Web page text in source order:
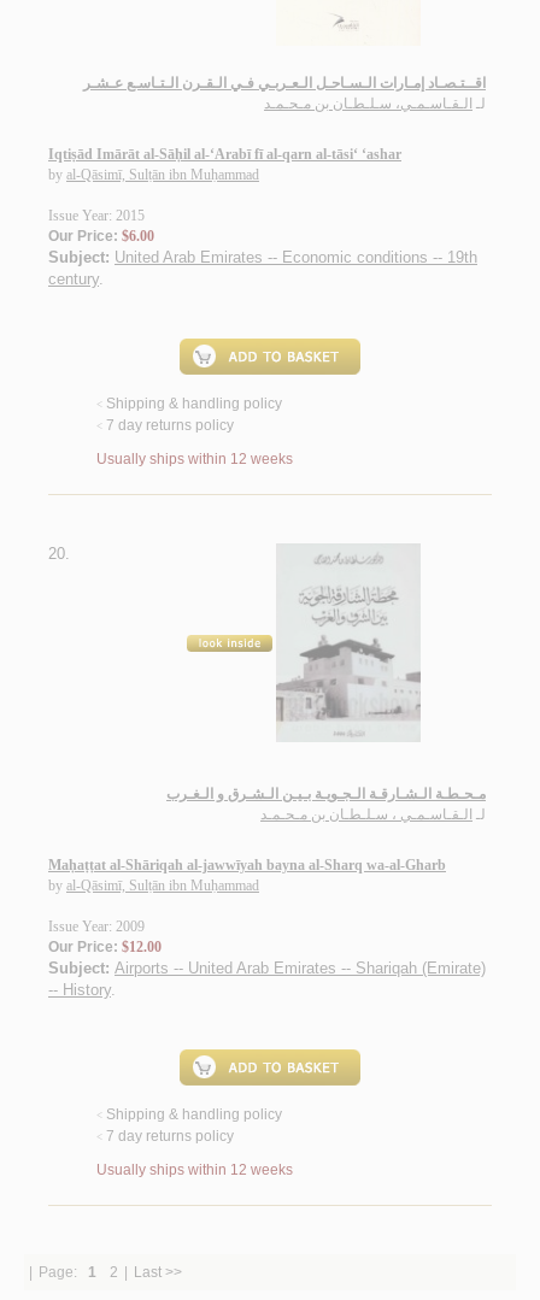
اقــتـصـاد إمـارات الـسـاحـل الـعـربـي فـي الـقـرن الـتـاسـع عـشـر
لـ الـقـاسـمـي، سـلـطـان بن مـحـمـد
Iqtiṣād Imārāt al-Sāḥil al-‘Arabī fī al-qarn al-tāsi‘ ‘ashar
by al-Qāsimī, Sulṭān ibn Muḥammad
Issue Year: 2015
Our Price: $6.00
Subject: United Arab Emirates -- Economic conditions -- 19th
century.
< Shipping & handling policy
< 7 day returns policy
Usually ships within 12 weeks
20.
مـحـطـة الـشـارقـة الـجـويـة بـيـن الـشـرق و الـغـرب
لـ الـقـاسـمـي ، سـلـطـان بن مـحـمـد
Maḥaṭṭat al-Shāriqah al-jawwīyah bayna al-Sharq wa-al-Gharb
by al-Qāsimī, Sulṭān ibn Muḥammad
Issue Year: 2009
Our Price: $12.00
Subject: Airports -- United Arab Emirates -- Shariqah (Emirate)
-- History.
< Shipping & handling policy
< 7 day returns policy
Usually ships within 12 weeks
Page: 1 2 Last >>